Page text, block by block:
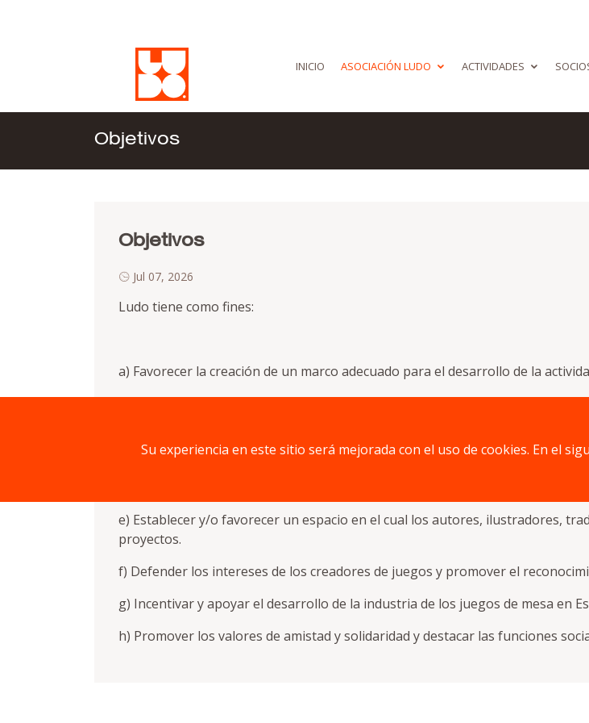
INICIO ASOCIACIÓN LUDO ACTIVIDADES
Objetivos
Objetivos
Jul 07, 2026
Ludo tiene como fines:
a) Favorecer la creación de un marco adecuado para el desarrollo de la
e) Establecer y/o favorecer un espacio en el cual los autores, ilustradores,
proyectos.
f) Defender los intereses de los creadores de juegos y promover el
g) Incentivar y apoyar el desarrollo de la industria de los juegos de mesa en
h) Promover los valores de amistad y solidaridad y destacar las funciones
Su experiencia en este sitio será mejorada con el uso de cookies. En el